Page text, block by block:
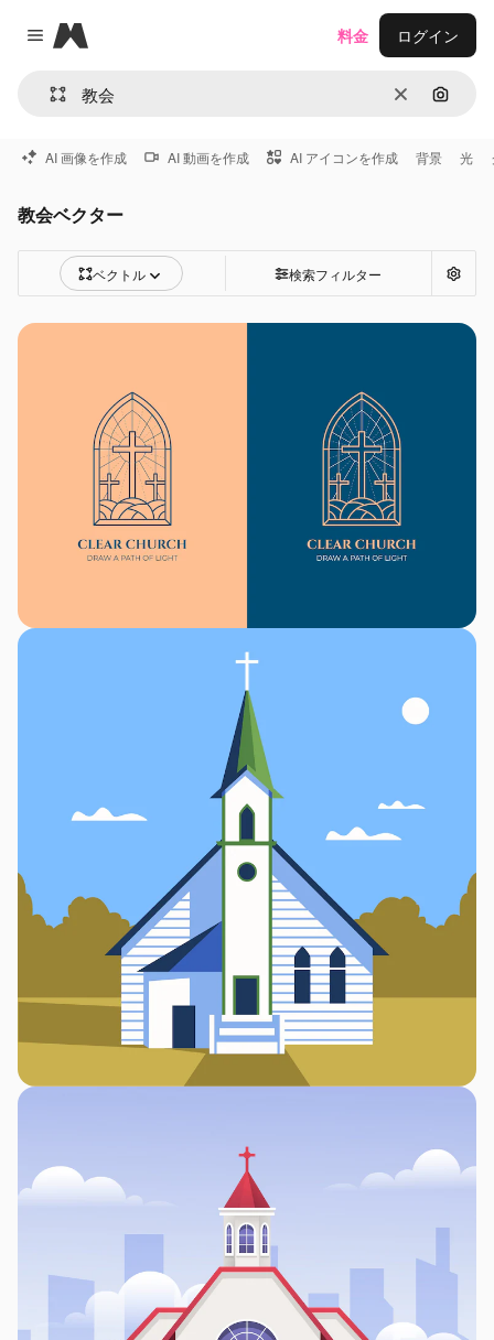
Close menu
Magnific
消去 画像で
料金 ログイン
AI 画像を作成 AI 動画を作成 AI アイコンを作成 背景 光
教会ベクター
ベクトル 検索フィルター